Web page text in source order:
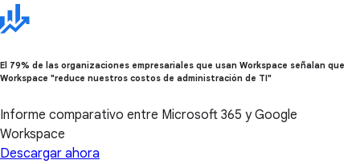
El 79% de las organizaciones empresariales que usan Workspace señalan que
Workspace "reduce nuestros costos de administración de TI"
Informe comparativo entre Microsoft 365 y Google
Workspace
Descargar ahora